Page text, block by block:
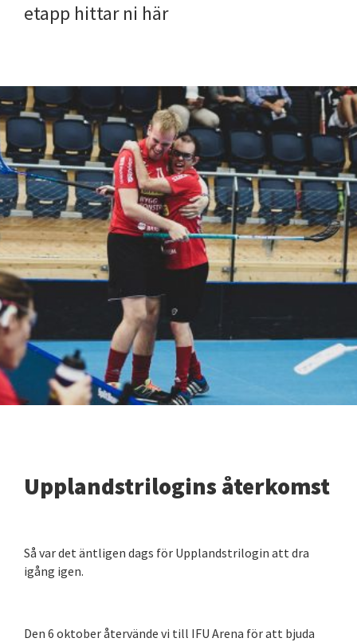
etapp hittar ni här
Upplandstrilogins återkomst
Så var det äntligen dags för Upplandstrilogin att dra
igång igen.
Den 6 oktober återvände vi till IFU Arena för att bjuda